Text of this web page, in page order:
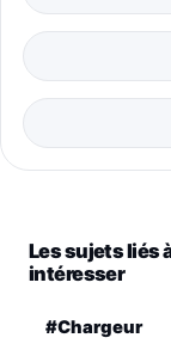
Les sujets liés
intéresser
#Chargeur